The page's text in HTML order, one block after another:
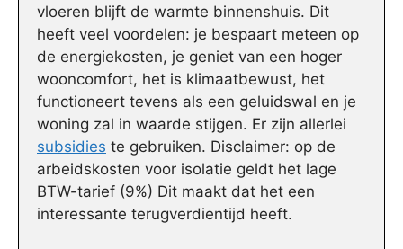
vloeren blijft de warmte binnenshuis. Dit
heeft veel voordelen: je bespaart meteen op
de energiekosten, je geniet van een hoger
wooncomfort, het is klimaatbewust, het
functioneert tevens als een geluidswal en je
woning zal in waarde stijgen. Er zijn allerlei
subsidies te gebruiken. Disclaimer: op de
arbeidskosten voor isolatie geldt het lage
BTW-tarief (9%) Dit maakt dat het een
interessante terugverdientijd heeft.